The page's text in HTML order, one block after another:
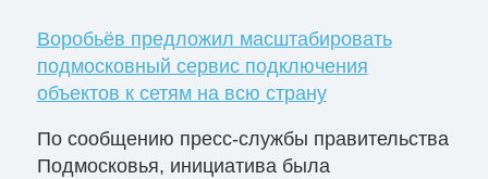
Воробьёв предложил масштабировать
подмосковный сервис подключения
объектов к сетям на всю страну
По сообщению пресс-службы правительства
Подмосковья, инициатива была